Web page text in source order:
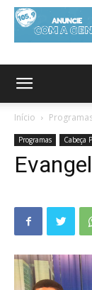
Início
Programas Cabeça